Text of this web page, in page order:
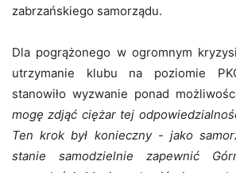
zabrzańskiego samorządu.
Dla pogrążonego w ogromnym
utrzymanie klubu na poziomie
stanowiło wyzwanie ponad
mogę zdjąć ciężar tej
Ten krok był konieczny - jako
stanie samodzielnie zapewnić